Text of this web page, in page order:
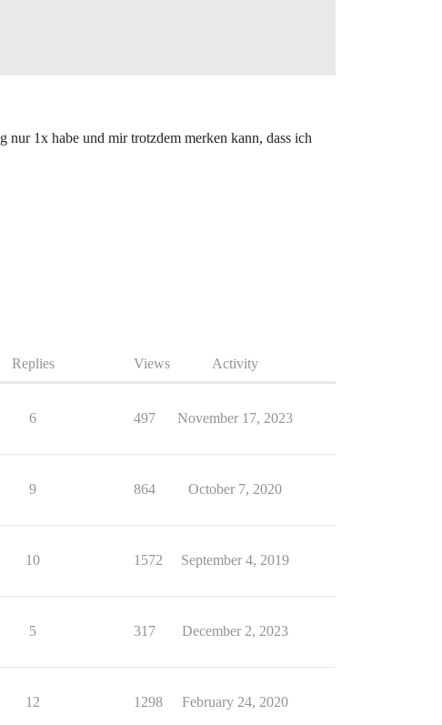
1x habe und mir trotzdem merken kann, dass ich
Replies Views Activity
6 497 November 17, 2023
9 864 October 7, 2020
10 1572 September 4, 2019
5 317 December 2, 2023
12 1298 February 24, 2020